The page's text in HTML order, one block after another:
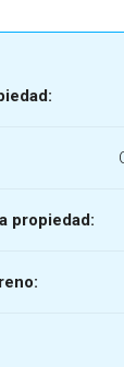
propiedad: